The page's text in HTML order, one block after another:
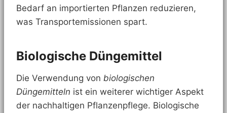
Bedarf an importierten Pflanzen reduzieren,
was Transportemissionen spart.
Biologische Düngemittel
Die Verwendung von biologischen
Düngemitteln ist ein weiterer wichtiger Aspekt
der nachhaltigen Pflanzenpflege. Biologische